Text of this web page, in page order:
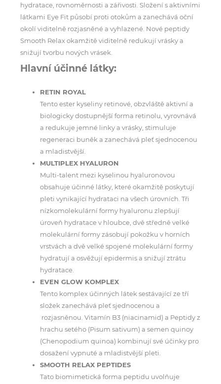
hydratace, rovnoměrnosti a zářivosti. Složení s aktivními
látkami Eye Fit působí proti otokům a zanechává oční
okolí viditelně rozjasněné a vyhlazené. Nové peptidy
Smooth Relax okamžitě viditelně redukují vrásky a
snižují tvorbu nových vrásek.
Hlavní účinné látky:
RETIN ROYAL
Tento ester kyseliny retinové, obzvláště aktivní a
biologicky dostupnější forma retinolu, vyrovnává
a redukuje jemné linky a vrásky, stimuluje
regeneraci buněk a zanechává pleť sjednocenou
a mladistvější.
MULTIPLEX HYALURON
Multi-talent mezi kyselinou hyaluronovou
obsahuje účinné látky, které okamžitě poskytují
pleti vynikající hydrataci na všech úrovních. Tři
nízkomolekulární formy hyaluronu zlepšují
úroveň hydratace v hloubce, dvě středně velké
molekulární formy zásobují pokožku v horních
vrstvách a dvě velké spojené molekulární formy
hydratují a osvěžují epidermis a snižují ztrátu
hydratace.
EVEN GLOW KOMPLEX
Tento komplex účinných látek sestávající ze tří
složek zanechává pleť sjednocenou a
rozjasněnou. Vitamín B3 (niacinamid) a Peptidy z
hrachu setého (Pisum sativum) a semen quinoy
(Chenopodium quinoa) kombinují své účinky pro
dosažení vypnuté a mladistvější pleti.
SMOOTH RELAX PEPTIDES
Tato biomimetická forma peptidu uvolňuje